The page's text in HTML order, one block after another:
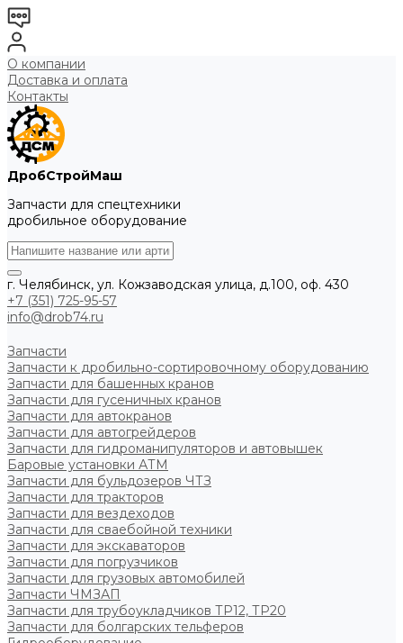
О компании
Доставка и оплата
Контакты
ДробСтройМаш
Запчасти для спецтехники
дробильное оборудование
г. Челябинск, ул. Кожзаводская улица, д.100, оф. 430
+7 (351) 725-95-57
info@drob74.ru
Запчасти
Запчасти к дробильно-сортировочному оборудованию
Запчасти для башенных кранов
Запчасти для гусеничных кранов
Запчасти для автокранов
Запчасти для автогрейдеров
Запчасти для гидроманипуляторов и автовышек
Баровые установки АТМ
Запчасти для бульдозеров ЧТЗ
Запчасти для тракторов
Запчасти для вездеходов
Запчасти для сваебойной техники
Запчасти для экскаваторов
Запчасти для погрузчиков
Запчасти для грузовых автомобилей
Запчасти ЧМЗАП
Запчасти для трубоукладчиков ТР12, ТР20
Запчасти для болгарских тельферов